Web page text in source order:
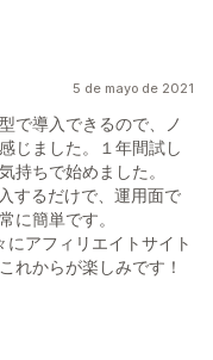
5 de mayo de 2021
で導入できるので、ノ
じました。１年間試し
持ちで始めました。
するだけで、運用面で
に簡単です。
アフィリエイトサイト
れからが楽しみです！